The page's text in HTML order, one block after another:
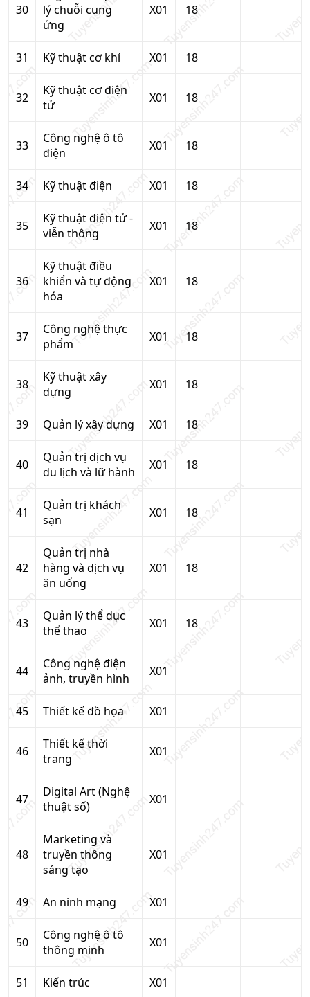
30
lý chuỗi cung
ứng
X01 18
31 Kỹ thuật cơ khí X01 18
32
Kỹ thuật cơ điện
tử
X01 18
33
Công nghệ ô tô
điện
X01 18
34 Kỹ thuật điện X01 18
35
Kỹ thuật điện tử -
viễn thông
X01 18
36
Kỹ thuật điều
khiển và tự động
hóa
X01 18
37
Công nghệ thực
phẩm
X01 18
38
Kỹ thuật xây
dựng
X01 18
39 Quản lý xây dựng X01 18
40
Quản trị dịch vụ
du lịch và lữ hành
X01 18
41
Quản trị khách
sạn
X01 18
42
Quản trị nhà
hàng và dịch vụ
ăn uống
X01 18
43
Quản lý thể dục
thể thao
X01 18
44
Công nghệ điện
ảnh, truyền hình
X01
45 Thiết kế đồ họa X01
46
Thiết kế thời
trang
X01
47
Digital Art (Nghệ
thuật số)
X01
48
Marketing và
truyền thông
sáng tạo
X01
49 An ninh mạng X01
50
Công nghệ ô tô
thông minh
X01
51 Kiến trúc X01